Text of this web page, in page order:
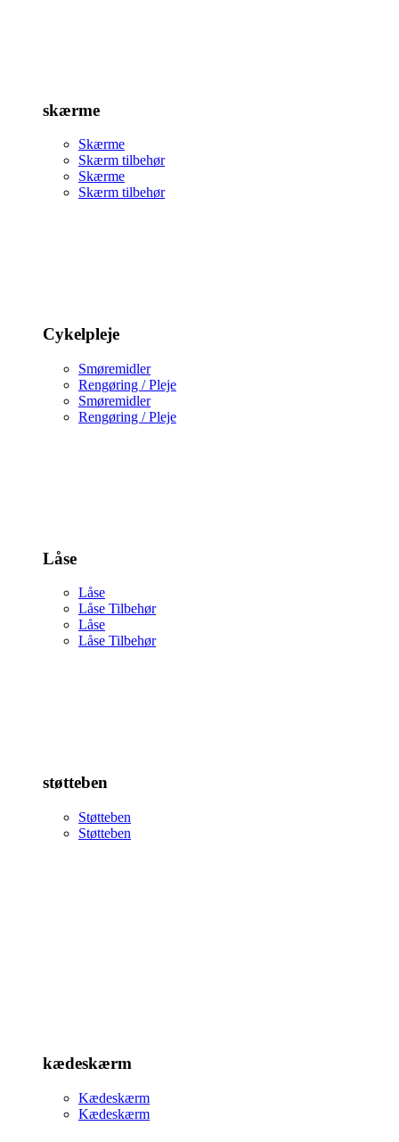
skærme
Skærme
Skærm tilbehør
Skærme
Skærm tilbehør
Cykelpleje
Smøremidler
Rengøring / Pleje
Smøremidler
Rengøring / Pleje
Låse
Låse
Låse Tilbehør
Låse
Låse Tilbehør
støtteben
Støtteben
Støtteben
kædeskærm
Kædeskærm
Kædeskærm